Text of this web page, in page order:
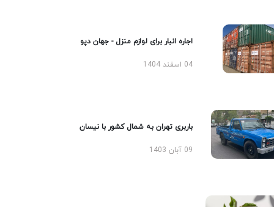
اجاره انبار برای لوازم منزل - جهان دپو
04 اسفند 1404
باربری تهران به شمال کشور با نیسان
09 آبان 1403